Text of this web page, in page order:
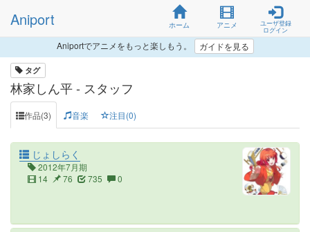
Aniport ホーム アニメ
ユーザ登録
ログイン
Aniportでアニメをもっと楽しもう。 ガイドを見る
タグ
林家しん平 - スタッフ
作品(3) 音楽 注目(0)
じょしらく
2012年7月期
14
76 735 0